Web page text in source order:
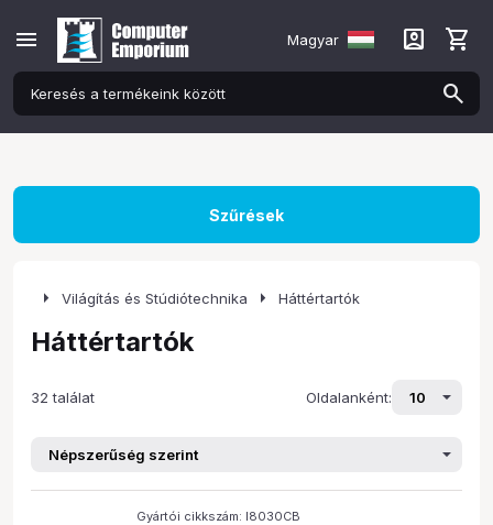
menu Magyar account_box shopping_cart
arrow_right Világítás és Stúdiótechnika arrow_right Háttértartók
Háttértartók
32 találat Oldalanként:
Gyártói cikkszám: I8030CB
Szűrések